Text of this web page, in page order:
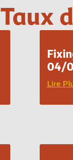
Taux
04/
Lire